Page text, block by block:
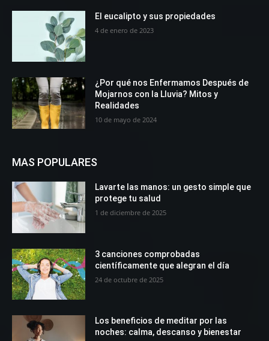
El eucalipto y sus propiedades
4 de enero de 2023
¿Por qué nos Enfermamos Después de
Mojarnos con la Lluvia? Mitos y
Realidades
10 de mayo de 2024
MAS POPULARES
Lavarte las manos: un gesto simple que
protege tu salud
1 de diciembre de 2025
3 canciones comprobadas
científicamente que alegran el día
24 de octubre de 2025
Los beneficios de meditar por las
noches: calma, descanso y bienestar